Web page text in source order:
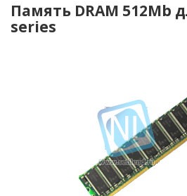
Память DRAM 512Mb
series